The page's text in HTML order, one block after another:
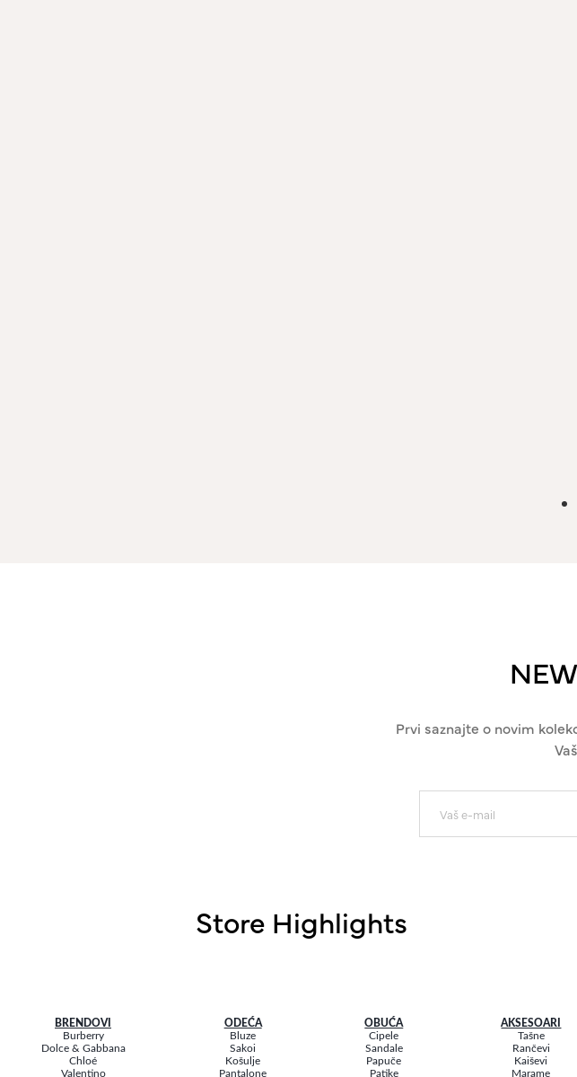
Prvi saznajte o novim
Store Highlights
BRENDOVI
Burberry
Dolce & Gabbana
Chloé
Valentino
ODEĆA
Bluze
Sakoi
Košulje
Pantalone
OBUĆA
Cipele
Sandale
Papuče
Patike
AKSESOARI
Tašne
Rančevi
Kaiševi
Marame